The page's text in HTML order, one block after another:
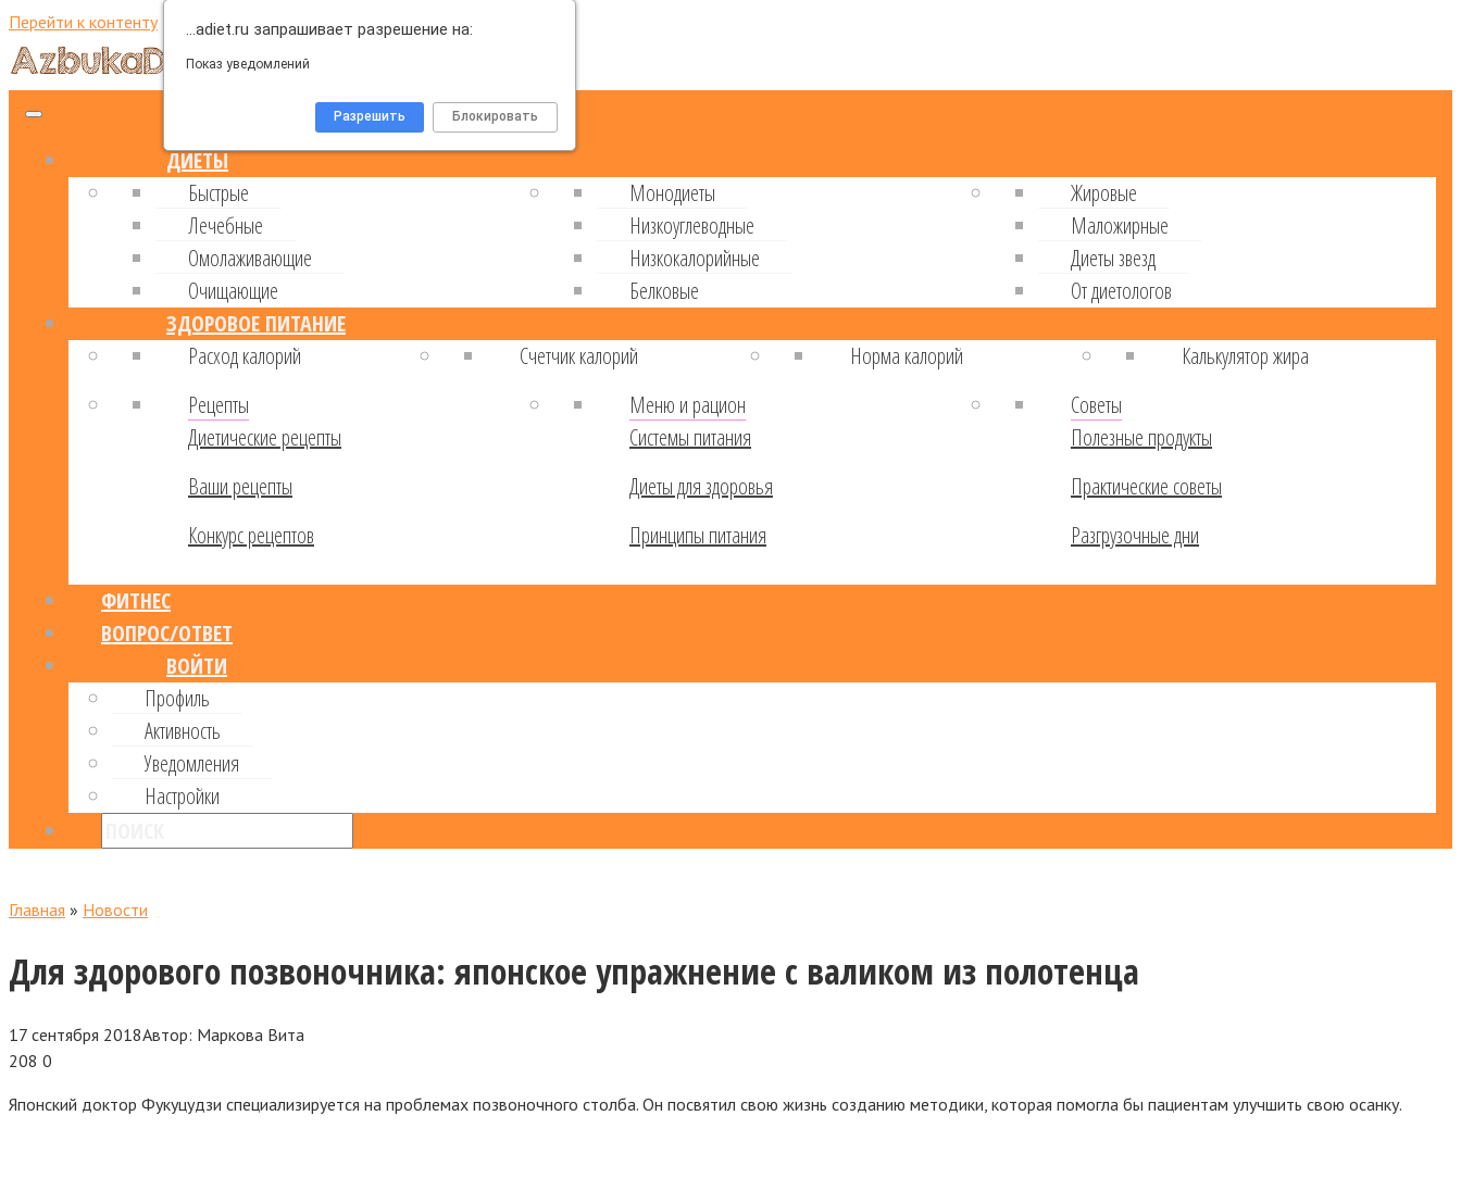
Перейти к контенту
ДИЕТЫ
Быстрые
Лечебные
Омолаживающие
Очищающие
Монодиеты
Низкоуглеводные
Низкокалорийные
Белковые
Жировые
Маложирные
Диеты звезд
От диетологов
ЗДОРОВОЕ ПИТАНИЕ
Расход калорий
Cчетчик калорий Норма калорий
Калькулятор жира
Рецепты
Диетические рецепты
Ваши рецепты
Конкурс рецептов
Меню и рацион
Системы питания
Диеты для здоровья
Принципы питания
Советы
Полезные продукты
Практические советы
Разгрузочные дни
ФИТНЕС
ВОПРОС/ОТВЕТ
ВОЙТИ
Профиль
Активность
Уведомления
Настройки
Главная » Новости
Для здорового позвоночника: японское упражнение с валиком из полотенца
17 сентября 2018Автор: Маркова Вита
208 0
Японский доктор Фукуцудзи специализируется на проблемах позвоночного столба. Он посвятил свою жизнь созданию методики, которая помогла бы пациентам улучшить свою осанку.
…adiet.ru запрашивает разрешение на:
Показ уведомлений
Блокировать
Разрешить